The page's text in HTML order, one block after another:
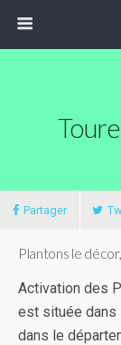
Partager
Plantons le décor,
Activation des
est située dans
dans le